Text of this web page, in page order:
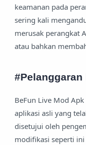
keamanan pada
sering kali
merusak perangkat
atau bahkan
BeFun Live Mod
aplikasi asli yang
disetujui oleh
modifikasi seperti